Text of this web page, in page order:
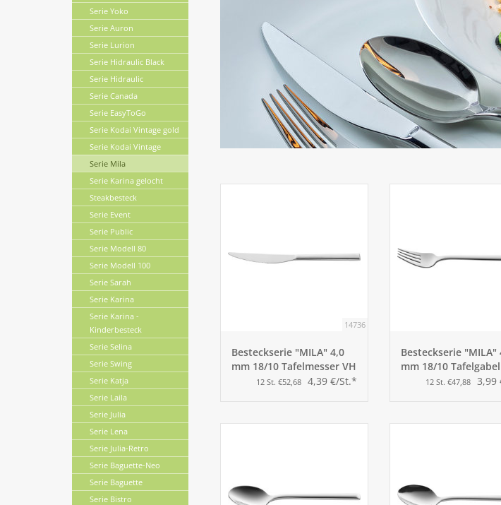
Serie Yoko
Serie Auron
Serie Lurion
Serie Hidraulic Black
Serie Hidraulic
Serie Canada
Serie EasyToGo
Serie Kodai Vintage gold
Serie Kodai Vintage
Serie Mila
Serie Karina gelocht
Steakbesteck
Serie Event
Serie Public
Serie Modell 80
Serie Modell 100
Serie Sarah
Serie Karina
Serie Karina -
Kinderbesteck
Serie Selina
Serie Swing
Serie Katja
Serie Laila
Serie Julia
Serie Lena
Serie Julia-Retro
Serie Baguette-Neo
Serie Baguette
Serie Bistro
14736
Besteckserie "MILA" 4,0
mm 18/10 Tafelmesser VH
12 St. €52,68 4,39 €/St.*
Besteckserie "MILA"
mm 18/10 Tafelgabel
12 St. €47,88 3,99